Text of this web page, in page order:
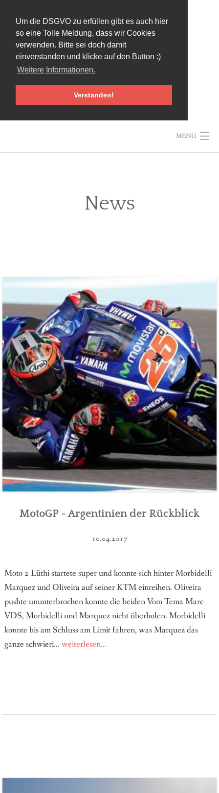
Um die DSGVO zu erfüllen gibt es auch hier
so eine Tolle Meldung, dass wir Cookies
verwenden. Bitte sei doch damit
einverstanden und klicke auf den Button :)
Weitere Informationen.
Verstanden!
MENU
HOME
TOUR
News
MotoGP - Argentinien der Rückblick
10.04.2017
Moto 2 Lüthi startete super und konnte sich hinter Morbidelli
Marquez und Oliveira auf seiner KTM einreihen. Oliveira
pushte ununterbrochen konnte die beiden Vom Tema Marc
VDS, Morbidelli und Marquez nicht überholen. Morbidelli
konnte bis am Schluss am Limit fahren, was Marquez das
ganze schwieri... weiterlesen...